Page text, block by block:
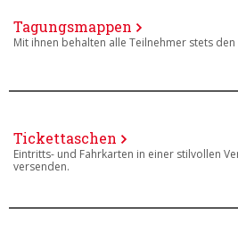
Tagungsmappen
Mit ihnen behalten alle Teilnehmer stets
Tickettaschen
Eintritts- und Fahrkarten in einer stilvollen
versenden.